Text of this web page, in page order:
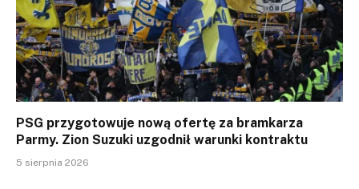
PSG przygotowuje nową ofertę za bramkarza
Parmy. Zion Suzuki uzgodnił warunki kontraktu
5 sierpnia 2026